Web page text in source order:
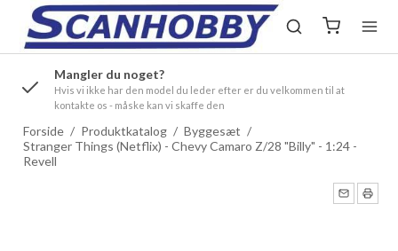
Mangler du noget?
Hvis vi ikke har den model du leder efter er du velkommen til at
kontakte os - måske kan vi skaffe den
Forside / Produktkatalog / Byggesæt /
Stranger Things (Netflix) - Chevy Camaro Z/28 "Billy" - 1:24 -
Revell